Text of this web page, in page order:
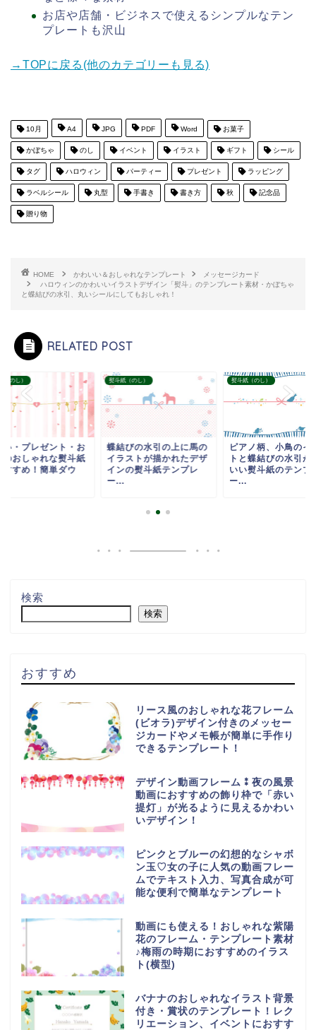
お店や店舗・ビジネスで使えるシンプルなテン
プレートも沢山
→TOPに戻る(他のカテゴリーも見る)
10月 A4 JPG PDF Word お菓子
かぼちゃ のし イベント イラスト ギフト シール
タグ ハロウィン パーティー プレゼント ラッピング
ラベルシール 丸型 手書き 書き方 秋 記念品
贈り物
HOME かわいい＆おしゃれなテンプレート
メッセージカード
ハロウィンのかわいいイラストデザイン「熨斗」のテンプレート素材・かぼちゃ
と蝶結びの水引、丸いシールにしてもおしゃれ！
RELATED POST
（のし）
い・プレゼント・お
のおしゃれな熨斗紙
すすめ！簡単ダウ
熨斗紙（のし）
蝶結びの水引の上に馬の
イラストが描かれたデザ
インの熨斗紙テンプレ
ー...
熨斗紙（のし）
ピアノ柄、小鳥のイ
トと蝶結びの水引が
いい熨斗紙のテンプ
ー...
検索
検索
おすすめ
リース風のおしゃれな花フレーム
(ビオラ)デザイン付きのメッセー
ジカードやメモ帳が簡単に手作り
できるテンプレート！
デザイン動画フレーム⁑夜の風景
動画におすすめの飾り枠で「赤い
提灯」が光るように見えるかわい
いデザイン！
ピンクとブルーの幻想的なシャボ
ン玉♡女の子に人気の動画フレー
ムでテキスト入力、写真合成が可
能な便利で簡単なテンプレート
動画にも使える！おしゃれな紫陽
花のフレーム・テンプレート素材
♪梅雨の時期におすすめのイラス
ト(横型)
バナナのおしゃれなイラスト背景
付き・賞状のテンプレート！レク
リエーション、イベントにおすす